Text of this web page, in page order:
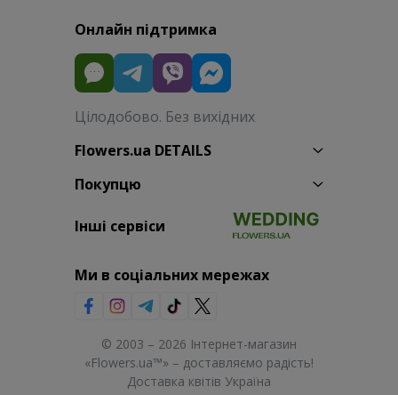
Онлайн підтримка
Цілодобово. Без вихідних
Flowers.ua DETAILS
Покупцю
Інші сервіси
Ми в соціальних мережах
© 2003 – 2026 Інтернет-магазин
«Flowers.ua™» – доставляємо радість!
Доставка квітів Україна